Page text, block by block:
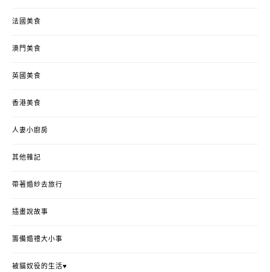
法國美食
澳門美食
英國美食
香港美食
人妻小廚房
其他雜記
帶著婚紗去旅行
插畫說故事
籌備婚禮大小事
被貓奴役的生活♥